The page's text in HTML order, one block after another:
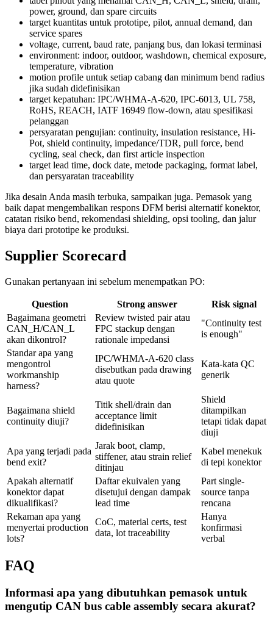
power, ground, dan spare circuits
target kuantitas untuk prototipe, pilot, annual demand, dan
service spares
voltage, current, baud rate, panjang bus, dan lokasi terminasi
environment: indoor, outdoor, washdown, chemical exposure,
temperature, vibration
motion profile untuk setiap cabang dan minimum bend radius
jika sudah didefinisikan
target kepatuhan: IPC/WHMA-A-620, IPC-6013, UL 758,
RoHS, REACH, IATF 16949 flow-down, atau spesifikasi
pelanggan
persyaratan pengujian: continuity, insulation resistance, Hi-
Pot, shield continuity, impedance/TDR, pull force, bend
cycling, seal check, dan first article inspection
target lead time, dock date, metode packaging, format label,
dan persyaratan traceability
Jika desain Anda masih terbuka, sampaikan juga. Pemasok yang
baik dapat mengembalikan respons DFM berisi alternatif konektor,
catatan risiko bend, rekomendasi shielding, opsi tooling, dan jalur
biaya dari prototipe ke produksi.
Supplier Scorecard
Gunakan pertanyaan ini sebelum menempatkan PO:
Question Strong answer
Risk signal
Bagaimana geometri
CAN_H/CAN_L
akan dikontrol?
Review twisted pair atau
FPC stackup dengan
rationale impedansi
"Continuity test
is enough"
Standar apa yang
mengontrol
workmanship
harness?
IPC/WHMA-A-620 class
disebutkan pada drawing
atau quote
Kata-kata QC
generik
Bagaimana shield
continuity diuji?
Titik shell/drain dan
acceptance limit
didefinisikan
Shield
ditampilkan
tetapi tidak dapat
diuji
Apa yang terjadi pada
bend exit?
Jarak boot, clamp,
stiffener, atau strain relief
ditinjau
Kabel menekuk
di tepi konektor
Apakah alternatif
konektor dapat
dikualifikasi?
Daftar ekuivalen yang
disetujui dengan dampak
lead time
Part single-
source tanpa
rencana
Rekaman apa yang
menyertai production
lots?
CoC, material certs, test
data, lot traceability
Hanya
konfirmasi
verbal
FAQ
Informasi apa yang dibutuhkan pemasok untuk
mengutip CAN bus cable assembly secara akurat?